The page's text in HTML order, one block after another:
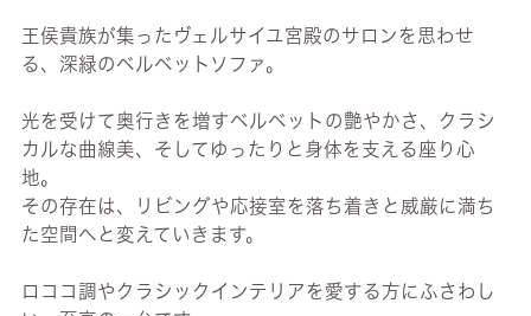
王侯貴族が集ったヴェルサイユ宮殿のサロンを思わせ
る、深緑のベルベットソファ。
光を受けて奥行きを増すベルベットの艶やかさ、クラシ
カルな曲線美、そしてゆったりと身体を支える座り心
地。
その存在は、リビングや応接室を落ち着きと威厳に満ち
た空間へと変えていきます。
ロココ調やクラシックインテリアを愛する方にふさわし